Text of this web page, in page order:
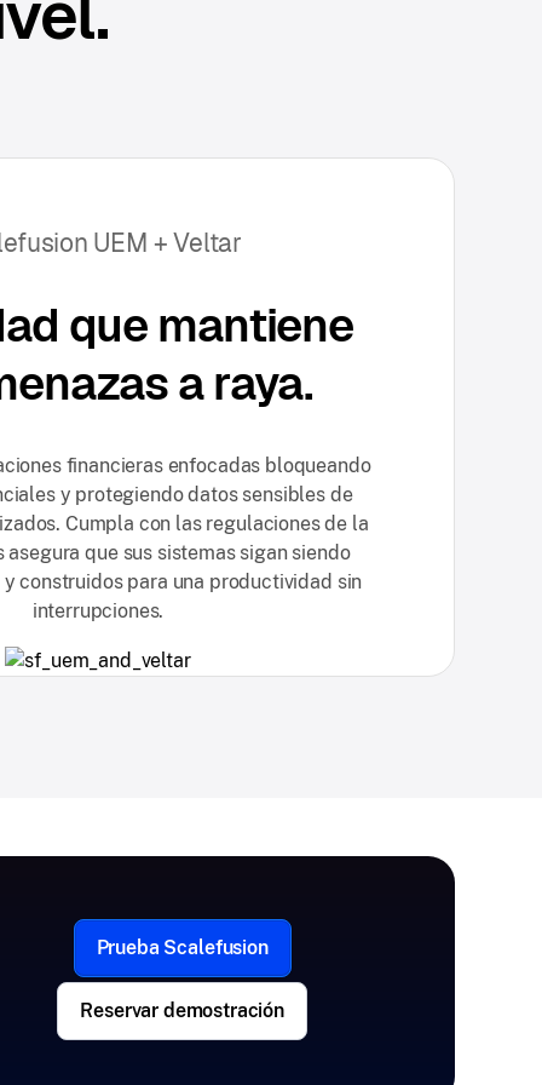
UEM + Veltar
que mantiene
a raya.
financieras enfocadas bloqueando
y protegiendo datos sensibles de
Cumpla con las regulaciones de la
que sus sistemas sigan siendo
construidos para una productividad sin
interrupciones.
Prueba Scalefusion
Reservar demostración